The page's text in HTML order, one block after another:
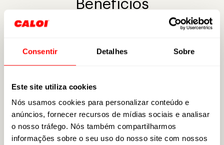
Consentir Detalhes Sobre
Este site utiliza cookies
Nós usamos cookies para personalizar conteúdo e
anúncios, fornecer recursos de mídias sociais e analisar
o nosso tráfego. Nós também compartilharmos
informações sobre o seu uso do nosso site com nossos
Benefícios
PARTICIPAÇÃO NOS LUCROS E RESULTADOS
ASSISTÊNCIA MÉDICA
SEGURO DE VIDA